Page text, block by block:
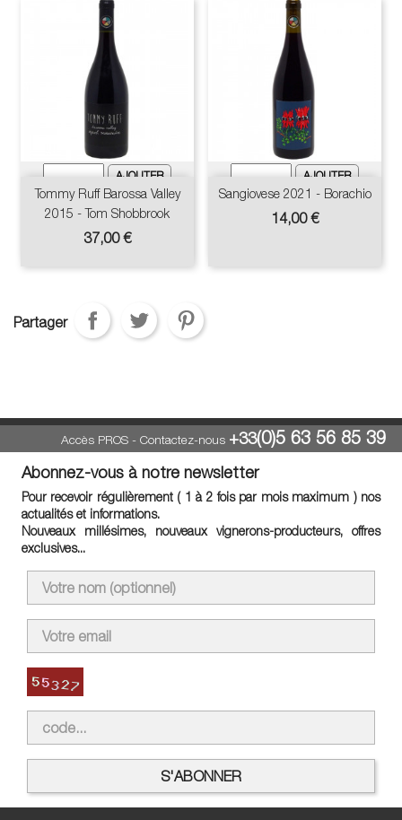
Tommy Ruff Barossa Valley
2015 - Tom Shobbrook
Prix
37,00 €
Sangiovese 2021 - Borachio
Prix
14,00 €
Partager
Accès PROS- Contactez-nous +33(0)5 63 56 85 39
Abonnez-vous à notre newsletter
Pour recevoir régulièrement ( 1 à 2 fois par mois maximum ) nos
actualités et informations.
Nouveaux millésimes, nouveaux vignerons-producteurs, offres
exclusives...